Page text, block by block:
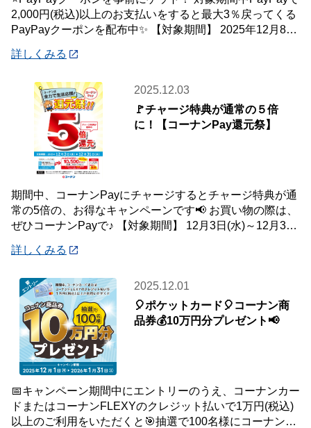
2,000円(税込)以上のお支払いをすると最大3％戻ってくる
PayPayクーポンを配布中✨ 【対象期間】 2025年12月8日
詳しくみる
2025.12.03
🚩チャージ特典が通常の５倍
に！【コーナンPay還元祭】
期間中、コーナンPayにチャージするとチャージ特典が通
常の5倍の、お得なキャンペーンです📢 お買い物の際は、
ぜひコーナンPayで♪ 【対象期間】 12月3日(水)～12月31
詳しくみる
2025.12.01
🎈ポケットカード🎈コーナン商
品券💰10万円分プレゼント📢
📅キャンペーン期間中にエントリーのうえ、コーナンカー
ドまたはコーナンFLEXYのクレジット払いで1万円(税込)
以上のご利用をいただくと🎯抽選で100名様にコーナン商